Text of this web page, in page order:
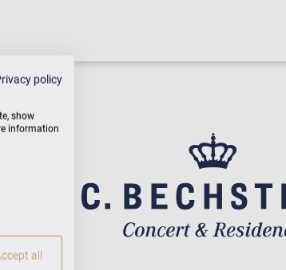
policy
show
information
all